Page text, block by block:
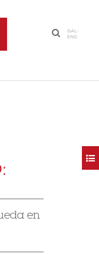
·
GAL-
ENG
en